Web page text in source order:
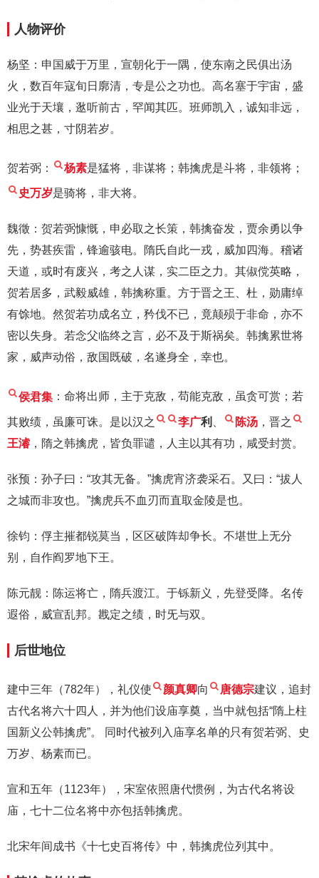
人物评价
杨坚：申国威于万里，宣朝化于一隅，使东南之民俱出汤
火，数百年寇旬日廓清，专是公之功也。高名塞于宇宙，盛
业光于天壤，逖听前古，罕闻其匹。班师凯入，诚知非远，
相思之甚，寸阴若岁。
贺若弼： 杨素是猛将，非谋将；韩擒虎是斗将，非领将；
史万岁是骑将，非大将。
魏徵：贺若弼慷慨，申必取之长策，韩擒奋发，贾余勇以争
先，势甚疾雷，锋逾骇电。隋氏自此一戎，威加四海。稽诸
天道，或时有废兴，考之人谋，实二臣之力。其俶傥英略，
贺若居多，武毅威雄，韩擒称重。方于晋之王、杜，勋庸绰
有馀地。然贺若功成名立，矜伐不已，竟颠殒于非命，亦不
密以失身。若念父临终之言，必不及于斯祸矣。韩擒累世将
家，威声动俗，敌国既破，名遂身全，幸也。
侯君集 ：命将出师，主于克敌，苟能克敌，虽贪可赏；若
其败绩，虽廉可诛。是以汉之 李广利 陈汤 ，晋之
王濬 ，隋之韩擒虎，皆负罪谴，人主以其有功，咸受封赏。
张预：孙子曰：“攻其无备。”擒虎宵济袭采石。又曰：“拔人
之城而非攻也。”擒虎兵不血刃而直取金陵是也。
徐钧：俘主摧都锐莫当，区区破阵却争长。不堪世上无分
别，自作阎罗地下王。
陈元靓：陈运将亡，隋兵渡江。于铄新义，先登受降。名传
遐俗，威宣乱邦。戡定之绩，时旡与双。
后世地位
建中三年（782年），礼仪使 颜真卿向 唐德宗建议，追封
古代名将六十四人，并为他们设庙享奠，当中就包括“隋上柱
国新义公韩擒虎”。 同时代被列入庙享名单的只有贺若弼、史
万岁、杨素而已。
宣和五年（1123年），宋室依照唐代惯例，为古代名将设
庙，七十二位名将中亦包括韩擒虎。
北宋年间成书《十七史百将传》中，韩擒虎位列其中。